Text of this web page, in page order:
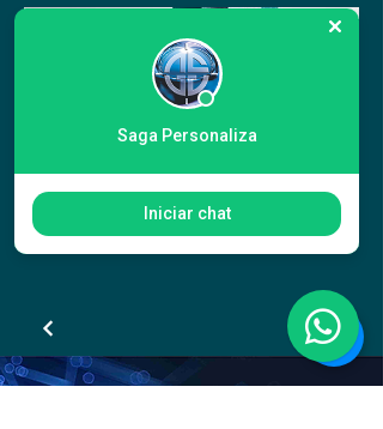
Saga Personaliza
Iniciar chat